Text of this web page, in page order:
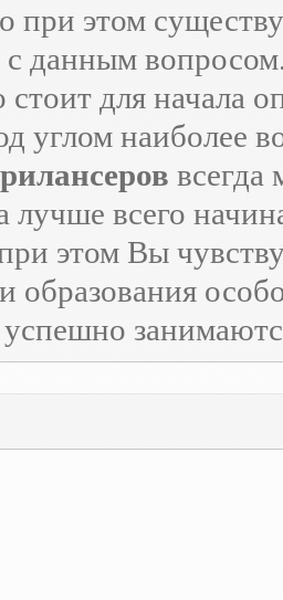
при этом
с данным
стоит для начала
углом наиболее
лучше всего
этом Вы
образования
успешно